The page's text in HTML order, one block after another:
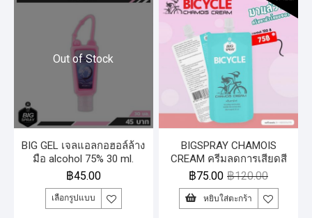
Out of Stock
BIG GEL เจลแอลกอฮอล์ล้าง
มือ alcohol 75% 30 ml.
฿45.00
เลือกรูปแบบ
BIGSPRAY CHAMOIS
CREAM ครีมลดการเสียดสี
และการระคายเคือง แรไอเท
มสำหรับนักปั่น ซอง 20 มล.
฿120.00
฿75.00
หยิบใส่ตะกร้า